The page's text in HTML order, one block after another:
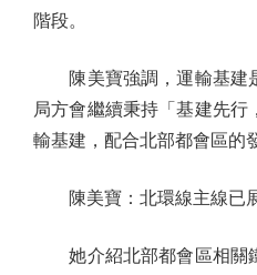
階段。
陳美寶強調，運輸基建是
局方會繼續秉持「基建先行
輸基建，配合北部都會區的
陳美寶：北環線主線已
她介紹北部都會區相關